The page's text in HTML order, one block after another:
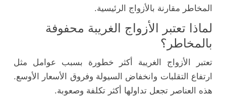
المخاطر مقارنة بالأزواج الرئيسية.
لماذا تعتبر الأزواج الغريبة محفوفة
بالمخاطر؟
تعتبر الأزواج الغريبة أكثر خطورة بسبب عوامل مثل
ارتفاع التقلبات وانخفاض السيولة وفروق الأسعار الأوسع.
هذه العناصر تجعل تداولها أكثر تكلفة وصعوبة.